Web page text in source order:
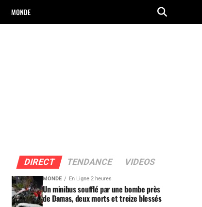
MONDE
DIRECT TENDANCE VIDEOS
MONDE En Ligne 2 heures
Un minibus soufflé par une bombe près
de Damas, deux morts et treize blessés